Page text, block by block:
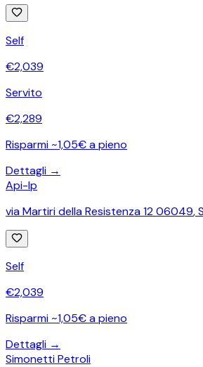
Self
€2,039
Servito
€2,289
Risparmi ~1,05€ a pieno
Dettagli →
Api-Ip
via Martiri della Resistenza 12 06049,
Self
€2,039
Risparmi ~1,05€ a pieno
Dettagli →
Simonetti Petroli